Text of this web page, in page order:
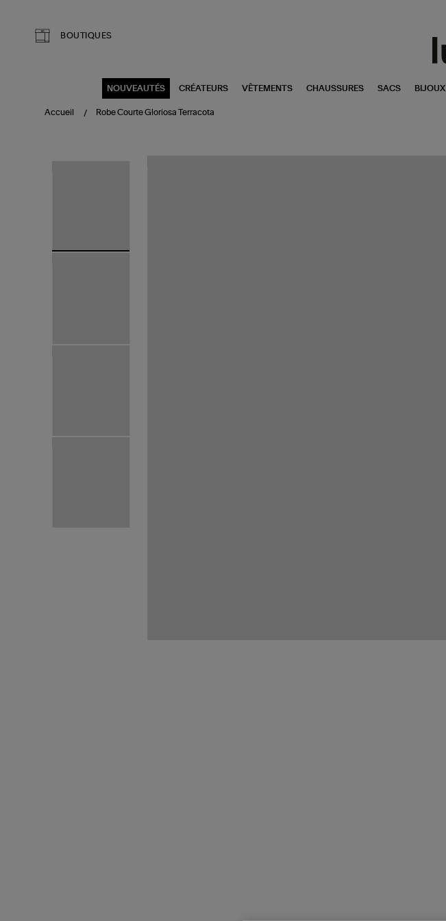
BOUTIQUES
NOUVEAUTÉS CRÉATEURS VÊTEMENTS CHAUSSURES SACS BIJOUX
Accueil Robe Courte Gloriosa Terracota